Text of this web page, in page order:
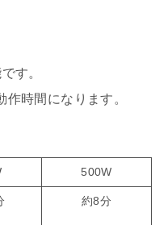
す。
時間になります。
500W
約8分